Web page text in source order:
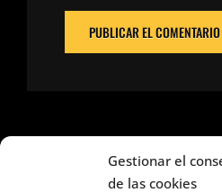
Gestionar el
de las cookies